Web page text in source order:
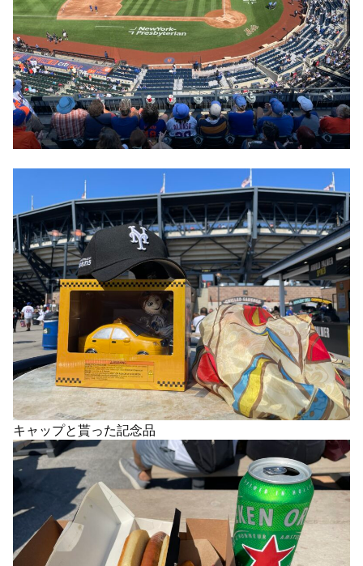
キャップと貰った記念品